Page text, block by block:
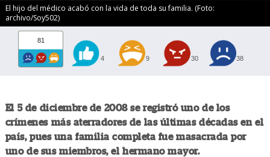
El hijo del médico acabó con la vida de toda su familia. (Foto:
archivo/Soy502)
81
4 9 30 38
El 5 de diciembre de 2008 se registró uno de los
crímenes más aterradores de las últimas décadas en el
país, pues una familia completa fue masacrada por
uno de sus miembros, el hermano mayor.